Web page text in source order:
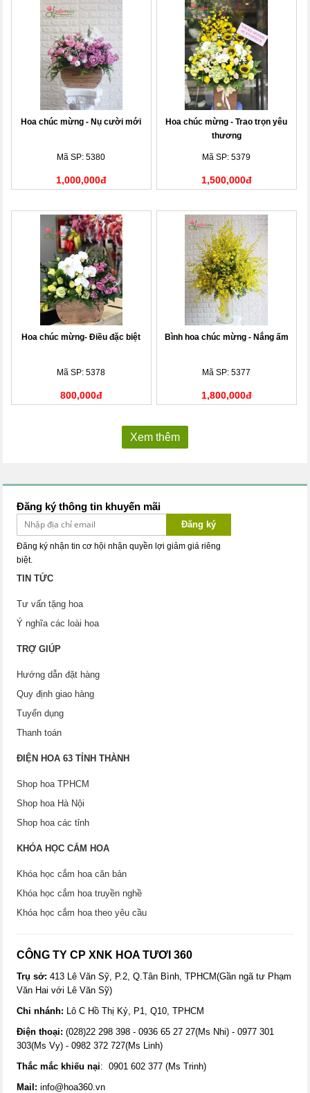
Hoa chúc mừng - Nụ cười mới
Mã SP: 5380
1,000,000đ
Hoa chúc mừng - Trao trọn yêu
thương
Mã SP: 5379
1,500,000đ
Hoa chúc mừng- Điều đặc biệt
Mã SP: 5378
800,000đ
Bình hoa chúc mừng - Nắng ấm
Mã SP: 5377
1,800,000đ
Xem thêm
Đăng ký thông tin khuyến mãi
Đăng ký
Đăng ký nhận tin cơ hội nhận quyền lợi giảm giá riêng
biệt.
TIN TỨC
Tư vấn tặng hoa
Ý nghĩa các loài hoa
TRỢ GIÚP
Hướng dẫn đặt hàng
Quy định giao hàng
Tuyển dụng
Thanh toán
ĐIỆN HOA 63 TỈNH THÀNH
Shop hoa TPHCM
Shop hoa Hà Nội
Shop hoa các tỉnh
KHÓA HỌC CẮM HOA
Khóa học cắm hoa căn bản
Khóa học cắm hoa truyền nghề
Khóa học cắm hoa theo yêu cầu
CÔNG TY CP XNK HOA TƯƠI 360
Trụ sở:413 Lê Văn Sỹ, P.2, Q.Tân Bình, TPHCM(Gần ngã tư Phạm
Văn Hai với Lê Văn Sỹ)
Chi nhánh: Lô C Hồ Thị Kỷ, P1, Q10, TPHCM
Điện thoại: (028)22 298 398 - 0936 65 27 27(Ms Nhi) - 0977 301
303(Ms Vy) - 0982 372 727(Ms Linh)
Thắc mắc khiếu nại: 0901 602 377 (Ms Trinh)
Mail: info@hoa360.vn